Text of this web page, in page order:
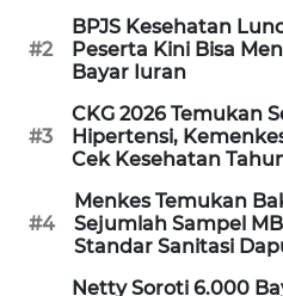
#2
BPJS Kesehatan
Peserta Kini Bisa
Bayar Iuran
#3
CKG 2026 Temukan
Hipertensi,
Cek Kesehatan
#4
Menkes Temukan
Sejumlah Sampel
Standar Sanitasi
Netty Soroti 6.000
KOPEKLIN
PORTAL
KONSUMEN
FORWAMKI
ALPERKLINAS
FORJASIDA